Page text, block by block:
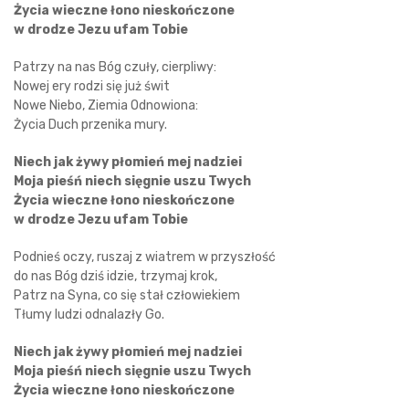
Życia wieczne łono nieskończone
w drodze Jezu ufam Tobie
Patrzy na nas Bóg czuły, cierpliwy:
Nowej ery rodzi się już świt
Nowe Niebo, Ziemia Odnowiona:
Życia Duch przenika mury.
Niech jak żywy płomień mej nadziei
Moja pieśń niech sięgnie uszu Twych
Życia wieczne łono nieskończone
w drodze Jezu ufam Tobie
Podnieś oczy, ruszaj z wiatrem w przyszłość
do nas Bóg dziś idzie, trzymaj krok,
Patrz na Syna, co się stał człowiekiem
Tłumy ludzi odnalazły Go.
Niech jak żywy płomień mej nadziei
Moja pieśń niech sięgnie uszu Twych
Życia wieczne łono nieskończone